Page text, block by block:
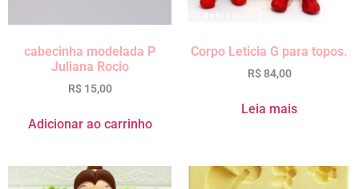
cabecinha modelada P
Juliana Rocio
R$15,00
Adicionar ao carrinho
Corpo Leticia G para topos.
R$84,00
Leia mais